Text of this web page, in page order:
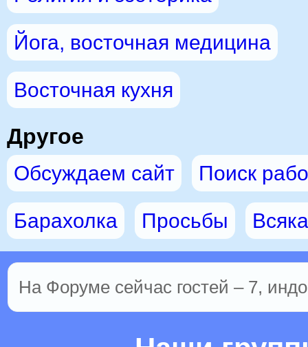
Йога, восточная медицина
Восточная кухня
Другое
Обсуждаем сайт Поиск
Барахолка Просьбы
На Форуме сейчас гостей – 7,